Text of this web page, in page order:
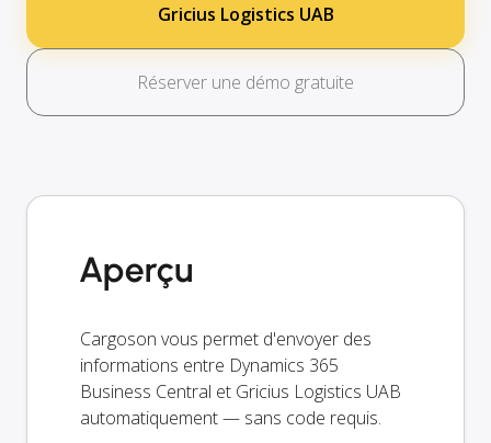
Gricius Logistics UAB
Réserver une démo gratuite
Aperçu
Cargoson vous permet d'envoyer des
informations entre Dynamics 365
Business Central et Gricius Logistics UAB
automatiquement — sans code requis.